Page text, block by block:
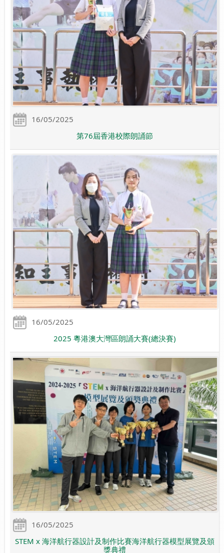
16/05/2025
第76屆香港校際朗誦節
16/05/2025
2025 粵港澳大灣區朗誦大賽(總決賽)
16/05/2025
STEM x 海洋航行器設計及制作比賽海洋航行器模型展覽及頒
獎典禮